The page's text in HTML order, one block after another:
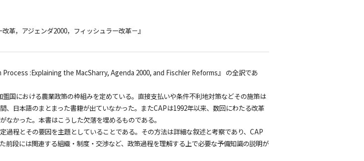
革，アジェンダ2000，フィッシュラー改革－』
:Explaining the MacSharry, Agenda 2000, and Fischler Reforms』 の全訳であ
国における農業政策の枠組みを定めている。直接支払いや条件不利地対策などその施策は
、日本語のまとまった書籍が出ていなかった。またCAPは1992年以来、数回にわたる改革
なかった。本書はこうした欠落を埋めるものである。
過程とその要因を主題としていることである。その方法は詳細な叙述と考察であり、CAP
前段には関連する組織・制度・交渉など、政策過程を理解する上で必要な予備知識の説明が